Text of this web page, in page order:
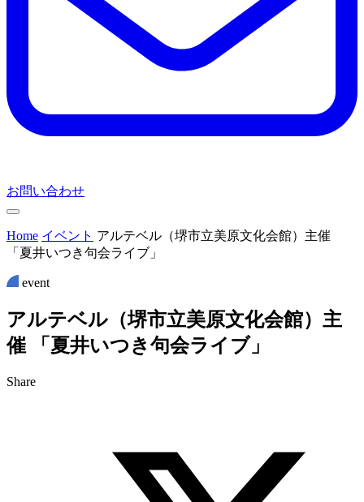
お問い合わせ
Home イベント アルテベル（堺市立美原文化会館）主催
「夏井いつき句会ライブ」
event
アルテベル （堺市立美原文化会館） 主
催
「 夏井いつき句会ライ ブ 」
Share